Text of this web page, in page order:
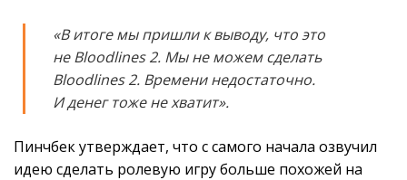
«В итоге мы пришли к выводу, что это
не Bloodlines 2. Мы не можем сделать
Bloodlines 2. Времени недостаточно.
И денег тоже не хватит».
Пинчбек утверждает, что с самого начала озвучил
идею сделать ролевую игру больше похожей на